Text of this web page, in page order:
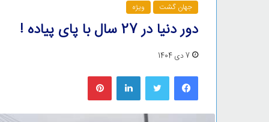
جهان گشت ویژه
دور دنیا در 27 سال با پای پیاده !
7 دی 1404
فیس بوک لینکدین